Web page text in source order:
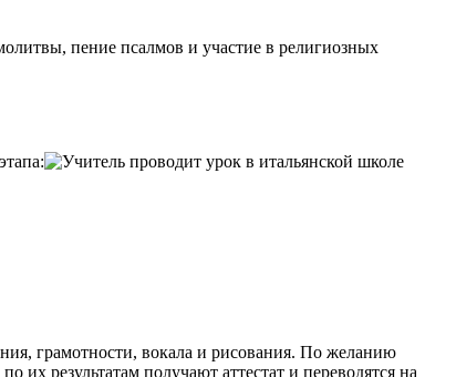
пение псалмов и участие в религиозных
грамотности, вокала и рисования. По желанию
результатам получают аттестат и переводятся на